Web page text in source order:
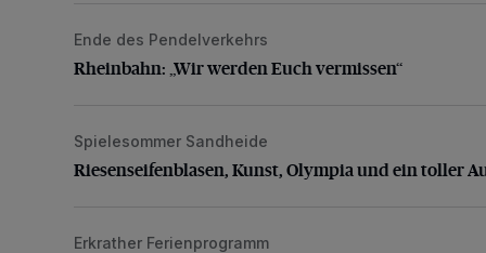
Rheinbahn: „Wir werden Euch vermissen“
Ende des Pendelverkehrs
Rheinbahn: „Wir werden Euch vermissen“
Riesenseifenblasen, Kunst, Olympia und ein toller
Spielesommer Sandheide
Riesenseifenblasen, Kunst, Olympia und ein toller
Zirkus „ZappZarap“: Was für eine tolle Show!
Erkrather Ferienprogramm